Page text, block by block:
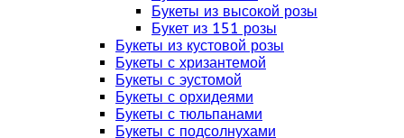
Букеты из высокой розы
Букет из 151 розы
Букеты из кустовой розы
Букеты с хризантемой
Букеты с эустомой
Букеты с орхидеями
Букеты с тюльпанами
Букеты с подсолнухами